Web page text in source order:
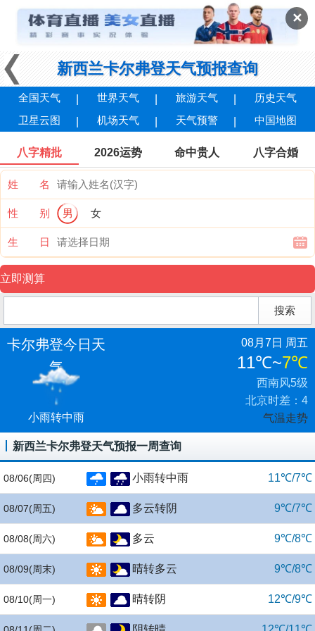
✕
新西兰卡尔弗登天气预报查询
全国天气 世界天气 旅游天气
历史天气
卫星云图
机场天气 天气预警 中国地图
八字精批 2026运势 命中贵人 八字合婚
姓 名
性 别 男 女
生 日
卡尔弗登今日天
气
小雨转中雨
08月7日 周五
11℃~7℃
西南风5级
北京时差：4
气温走势
新西兰卡尔弗登天气预报一周查询
08/06(周四) 小雨转中雨 11℃/7℃
08/07(周五) 多云转阴 9℃/7℃
08/08(周六) 多云 9℃/8℃
08/09(周末) 晴转多云 9℃/8℃
08/10(周一) 晴转阴 12℃/9℃